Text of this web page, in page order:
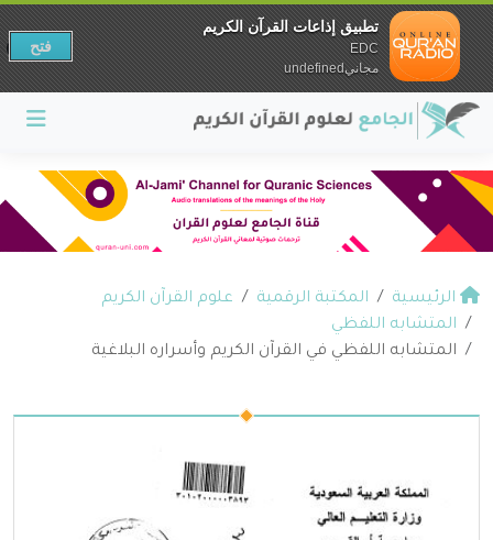
الرئيسية المكتبة الرقمية
علوم القرآن الكريم
المتشابه اللفظي
المتشابه اللفظي في القرآن الكريم وأسراره البلاغية
تطبيق إذاعات القرآن الكريم
EDC
مجانيundefined
فتح